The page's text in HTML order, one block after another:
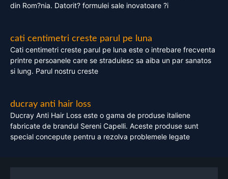
din Rom?nia. Datorit? formulei sale inovatoare ?i
cati centimetri creste parul pe luna
Cati centimetri creste parul pe luna este o intrebare frecventa
printre persoanele care se straduiesc sa aiba un par sanatos
si lung. Parul nostru creste
ducray anti hair loss
Ducray Anti Hair Loss este o gama de produse italiene
fabricate de brandul Sereni Capelli. Aceste produse sunt
special concepute pentru a rezolva problemele legate